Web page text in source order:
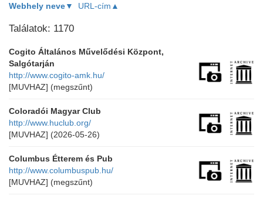
Webhely neve▼ URL-cím▲
Találatok: 1170
Cogito Általános Művelődési Központ,
Salgótarján
http://www.cogito-amk.hu/
[MUVHAZ] (megszűnt)
Coloradói Magyar Club
http://www.huclub.org/
[MUVHAZ] (2026-05-26)
Columbus Étterem és Pub
http://www.columbuspub.hu/
[MUVHAZ] (megszűnt)